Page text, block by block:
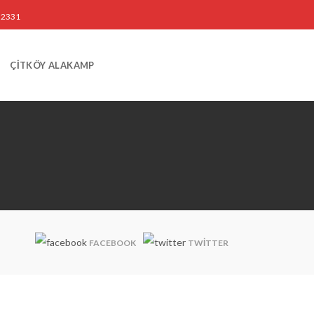
2331
ÇİTKÖY ALAKAMP
FACEBOOK TWITTER